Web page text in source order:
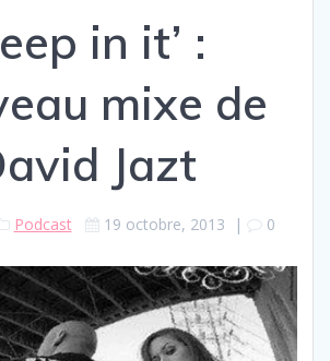
in it’ :
mixe de
Jazt
Podcast 19 octobre, 2013 | 0